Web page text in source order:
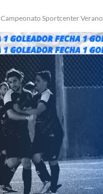
Campeonato Sportcenter Verano